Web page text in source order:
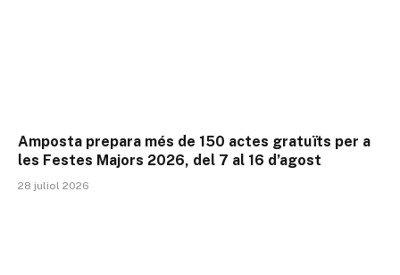
Amposta prepara més de 150 actes gratuïts per a
les Festes Majors 2026, del 7 al 16 d’agost
28 juliol 2026